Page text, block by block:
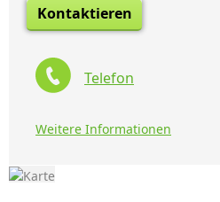
Kontaktieren
Telefon
Weitere Informationen